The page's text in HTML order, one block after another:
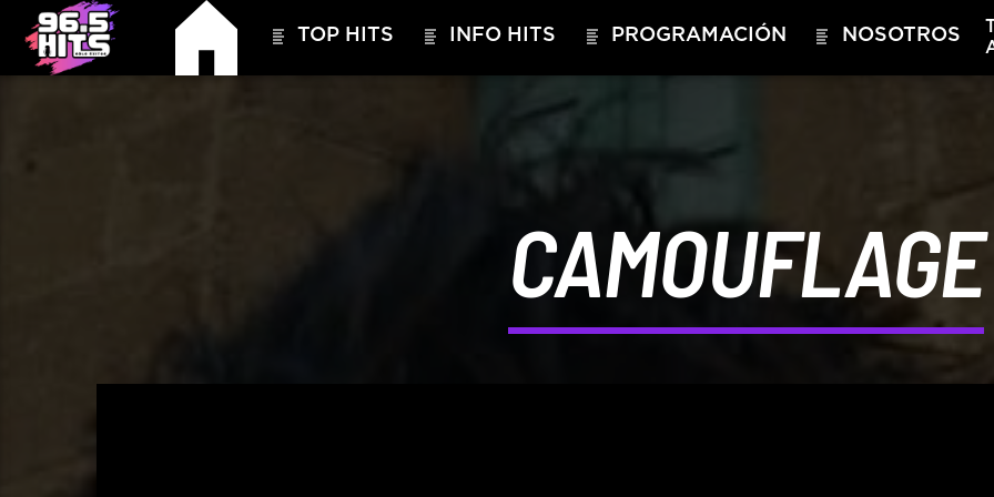
TOP HITS INFO HITS PROGRAMACIÓN NOSOTROS
CAMOUFLAGE